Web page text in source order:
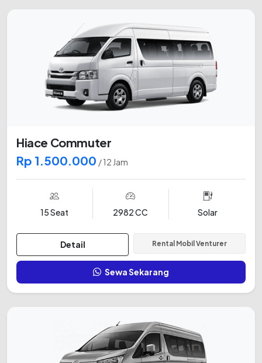
Hiace Commuter
Rp 1.500.000 / 12 Jam
15 Seat 2982 CC Solar
Detail Rental Mobil Venturer
Sewa Sekarang